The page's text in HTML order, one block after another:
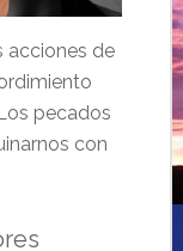
acciones de
pecados
con